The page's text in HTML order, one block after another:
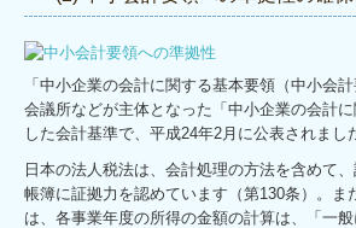
「中小企業の会計に関する基本要領（中小会
会議所などが主体となった「中小企業の会計
した会計基準で、平成24年2月に公表されまし
日本の法人税法は、会計処理の方法を含めて
帳簿に証拠力を認めています（第130条）。ま
は、各事業年度の所得の金額の計算は、「一